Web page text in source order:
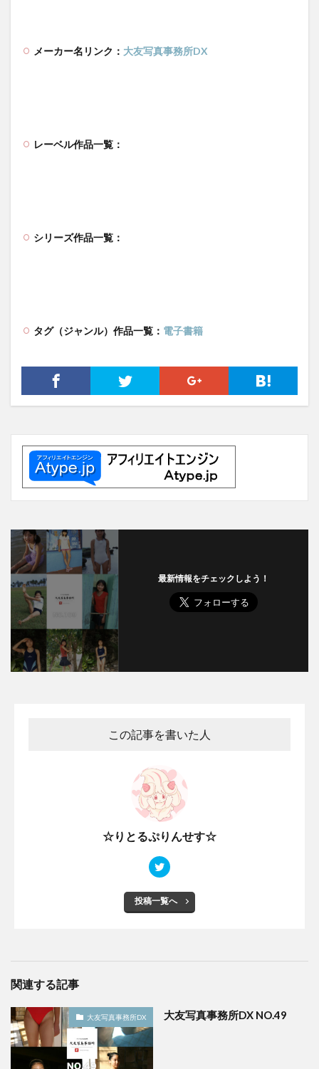
メーカー名リンク： 大友写真事務所DX
レーベル作品一覧：
シリーズ作品一覧：
タグ（ジャンル）作品一覧： 電子書籍
最新情報をチェックしよう！
この記事を書いた人
☆りとるぷりんせす☆
投稿一覧へ
関連する記事
大友写真事務所DX 大友写真事務所DX NO.49